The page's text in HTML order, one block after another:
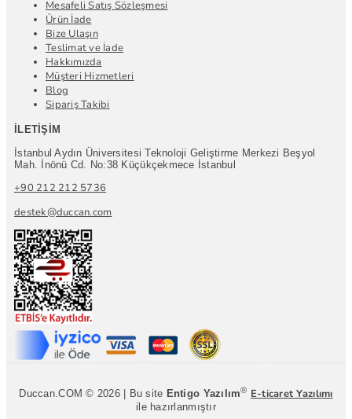
Mesafeli Satış Sözleşmesi
Ürün İade
Bize Ulaşın
Teslimat ve İade
Hakkımızda
Müşteri Hizmetleri
Blog
Sipariş Takibi
İLETIŞIM
İstanbul Aydın Üniversitesi Teknoloji Geliştirme Merkezi Beşyol
Mah. İnönü Cd. No:38 Küçükçekmece İstanbul
+90 212 212 5736
destek@duccan.com
Duccan.COM © 2026 | Bu site Entigo Yazılım® E-ticaret Yazılımı
ile hazırlanmıştır